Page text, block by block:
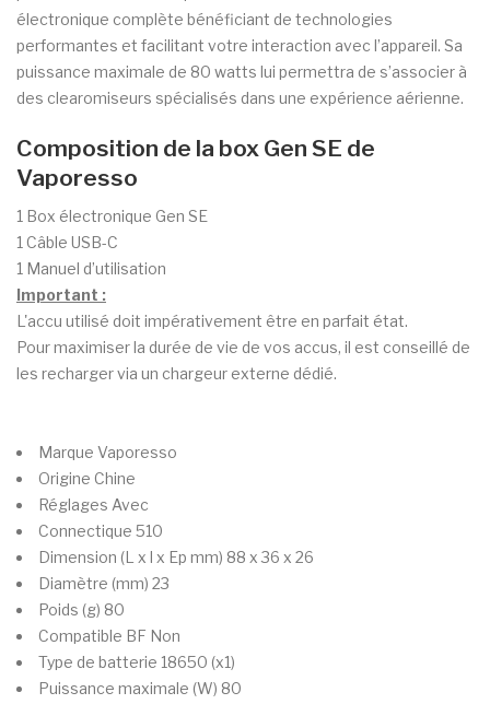
électronique complète bénéficiant de technologies
performantes et facilitant votre interaction avec l’appareil. Sa
puissance maximale de 80 watts lui permettra de s’associer à
des clearomiseurs spécialisés dans une expérience aérienne.
Composition de la box Gen SE de
Vaporesso
1 Box électronique Gen SE
1 Câble USB-C
1 Manuel d’utilisation
Important :
L'accu utilisé doit impérativement être en parfait état.
Pour maximiser la durée de vie de vos accus, il est conseillé de
les recharger via un chargeur externe dédié.
Marque Vaporesso
Origine Chine
Réglages Avec
Connectique 510
Dimension (L x l x Ep mm) 88 x 36 x 26
Diamètre (mm) 23
Poids (g) 80
Compatible BF Non
Type de batterie 18650 (x1)
Puissance maximale (W) 80